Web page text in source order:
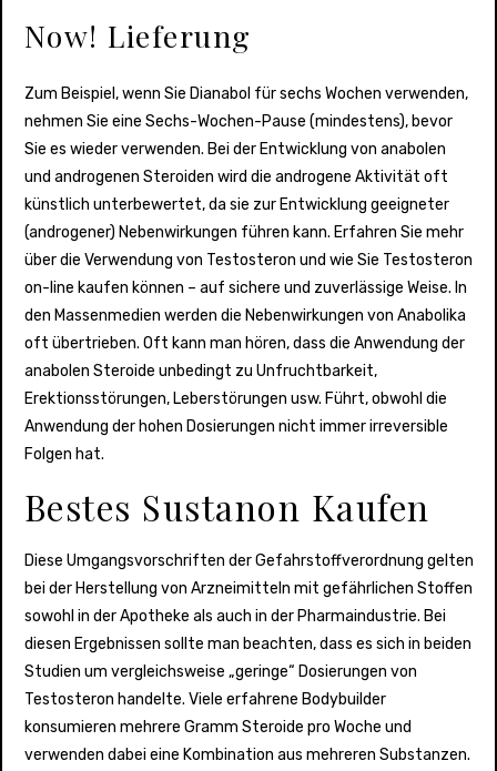
Now! Lieferung
Zum Beispiel, wenn Sie Dianabol für sechs Wochen verwenden,
nehmen Sie eine Sechs-Wochen-Pause (mindestens), bevor
Sie es wieder verwenden. Bei der Entwicklung von anabolen
und androgenen Steroiden wird die androgene Aktivität oft
künstlich unterbewertet, da sie zur Entwicklung geeigneter
(androgener) Nebenwirkungen führen kann. Erfahren Sie mehr
über die Verwendung von Testosteron und wie Sie Testosteron
on-line kaufen können – auf sichere und zuverlässige Weise. In
den Massenmedien werden die Nebenwirkungen von Anabolika
oft übertrieben. Oft kann man hören, dass die Anwendung der
anabolen Steroide unbedingt zu Unfruchtbarkeit,
Erektionsstörungen, Leberstörungen usw. Führt, obwohl die
Anwendung der hohen Dosierungen nicht immer irreversible
Folgen hat.
Bestes Sustanon Kaufen
Diese Umgangsvorschriften der Gefahrstoffverordnung gelten
bei der Herstellung von Arzneimitteln mit gefährlichen Stoffen
sowohl in der Apotheke als auch in der Pharmaindustrie. Bei
diesen Ergebnissen sollte man beachten, dass es sich in beiden
Studien um vergleichsweise „geringe“ Dosierungen von
Testosteron handelte. Viele erfahrene Bodybuilder
konsumieren mehrere Gramm Steroide pro Woche und
verwenden dabei eine Kombination aus mehreren Substanzen.